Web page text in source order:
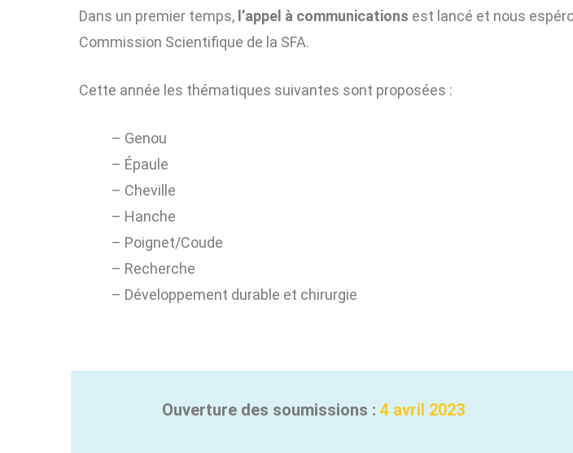
Dans un premier temps, l’appel à communications est lancé et nous
Commission Scientifique de la SFA.
Cette année les thématiques suivantes sont proposées :
– Genou
– Épaule
– Cheville
– Hanche
– Poignet/Coude
– Recherche
– Développement durable et chirurgie
Ouverture des soumissions : 4 avril 2023